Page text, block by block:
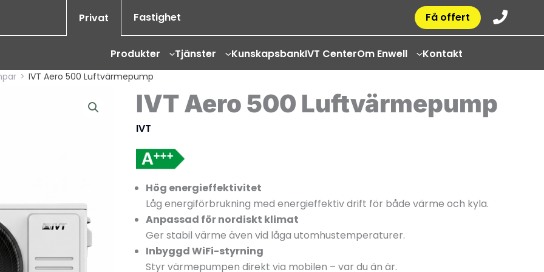
Privat Fastighet Få offert
Produkter Tjänster KunskapsbankIVT CenterOm Enwell Kontakt
> IVT Aero 500 Luftvärmepump
IVT Aero 500 Luftvärmepump
IVT
Hög energieffektivitet
Låg energiförbrukning med energieffektiv drift för både värme och kyla.
Anpassad för nordiskt klimat
Ger stabil värme även vid låga utomhustemperaturer.
Inbyggd WiFi-styrning
Styr värmepumpen direkt via mobilen – var du än är.